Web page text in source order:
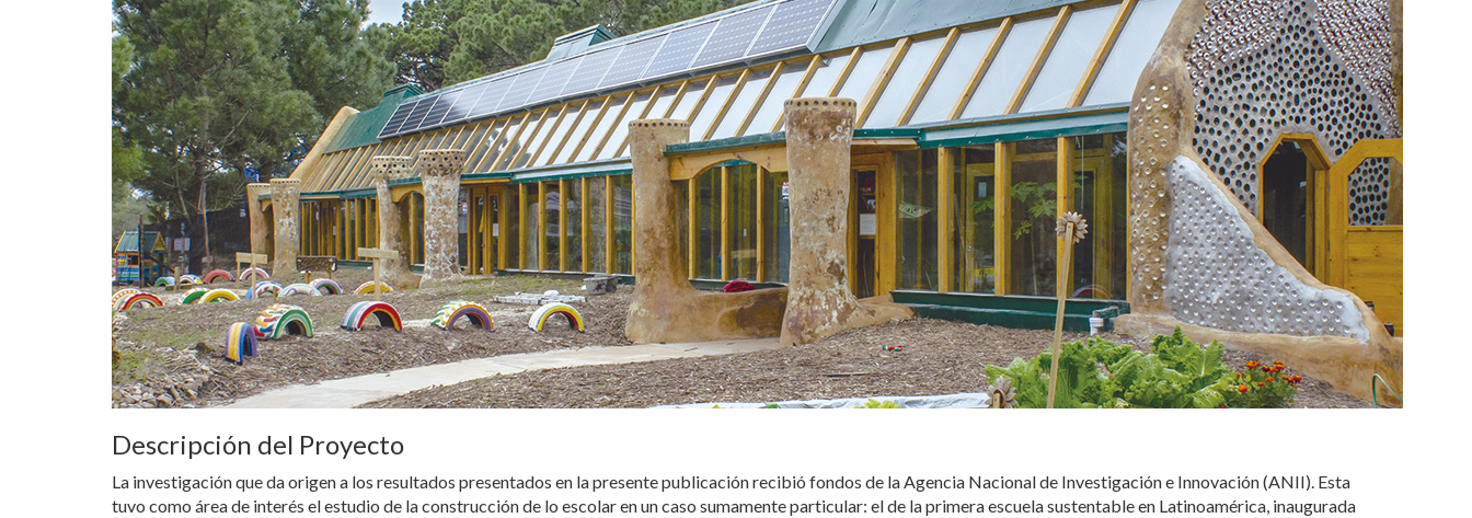
Descripción del Proyecto
La investigación que da origen a los resultados presentados en la presente publicación recibió fondos de la Agencia Nacional de Investigación e Innovación (ANII). Esta
tuvo como área de interés el estudio de la construcción de lo escolar en un caso sumamente particular: el de la primera escuela sustentable en Latinoamérica, inaugurada